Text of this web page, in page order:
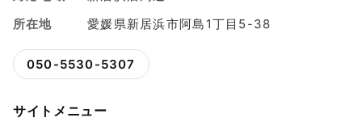
所在地
愛媛県新居浜市阿島1丁目5-38
050-5530-5307
サイトメニュー